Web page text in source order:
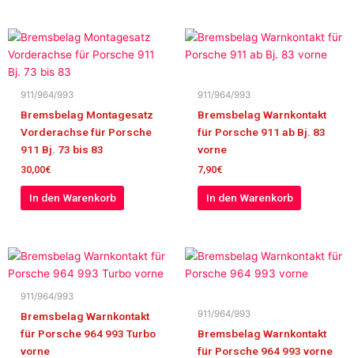
911/964/993
Bremsbelag Montagesatz
Vorderachse für Porsche
911 Bj. 73 bis 83
30,00€
In den Warenkorb
911/964/993
Bremsbelag Warnkontakt
für Porsche 911 ab Bj. 83
vorne
7,90€
In den Warenkorb
911/964/993
Bremsbelag Warnkontakt
für Porsche 964 993 Turbo
vorne
911/964/993
Bremsbelag Warnkontakt
für Porsche 964 993 vorne